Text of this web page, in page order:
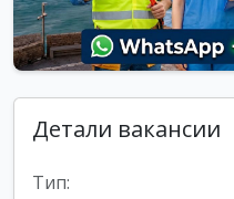
Детали вакансии
Тип: